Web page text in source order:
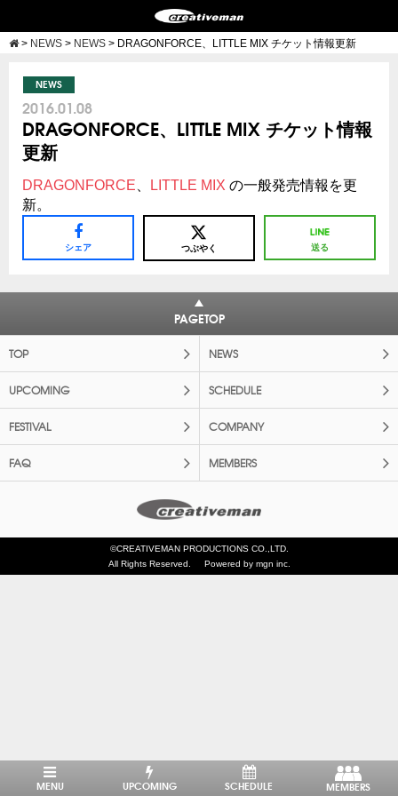
> NEWS > NEWS > DRAGONFORCE、LITTLE MIX チケット情報更新
NEWS
2016.01.08
DRAGONFORCE、LITTLE MIX チケット情報
更新
DRAGONFORCE LITTLE MIX の一般発売情報を更
新。
シェア つぶやく 送る
PAGETOP
TOP NEWS
UPCOMING SCHEDULE
FESTIVAL COMPANY
FAQ MEMBERS
©CREATIVEMAN PRODUCTIONS CO.,LTD.
All Rights Reserved.
Powered by mgn inc.
MENU UPCOMING SCHEDULE MEMBERS